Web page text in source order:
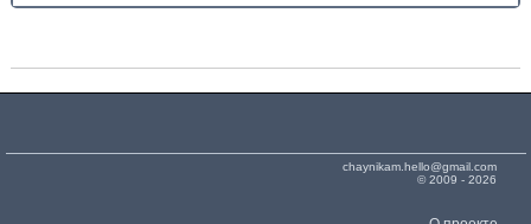
chaynikam.hello@gmail.com
© 2009 - 2026